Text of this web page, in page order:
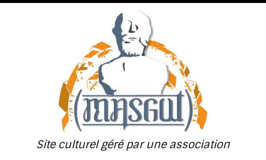
Passer
Site culturel géré par une association